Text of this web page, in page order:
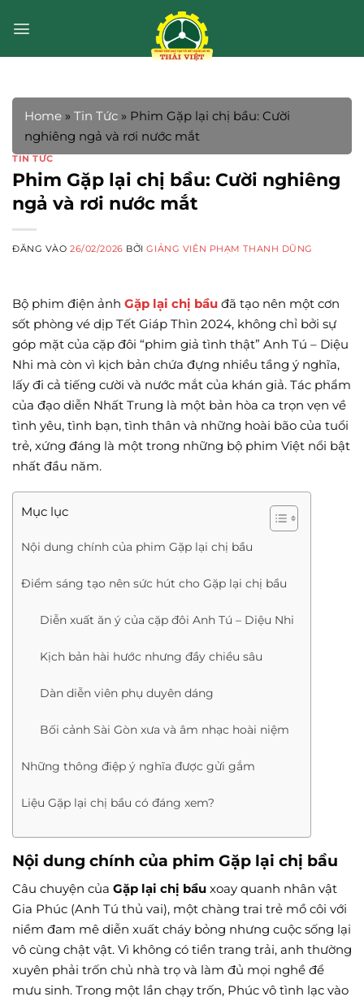
qua
Home » Tin Tức » Phim Gặp lại chị bầu: Cười
nghiêng ngả và rơi nước mắt
TIN TỨC
Phim Gặp lại chị bầu: Cười nghiêng
ngả và rơi nước mắt
ĐĂNG VÀO26/02/2026 BỞIGIẢNG VIÊN PHẠM THANH DŨNG
Bộ phim điện ảnh Gặp lại chị bầu đã tạo nên một cơn
sốt phòng vé dịp Tết Giáp Thìn 2024, không chỉ bởi sự
góp mặt của cặp đôi “phim giả tình thật” Anh Tú – Diệu
Nhi mà còn vì kịch bản chứa đựng nhiều tầng ý nghĩa,
lấy đi cả tiếng cười và nước mắt của khán giả. Tác phẩm
của đạo diễn Nhất Trung là một bản hòa ca trọn vẹn về
tình yêu, tình bạn, tình thân và những hoài bão của tuổi
trẻ, xứng đáng là một trong những bộ phim Việt nổi bật
nhất đầu năm.
Mục lục
Nội dung chính của phim Gặp lại chị bầu
Điểm sáng tạo nên sức hút cho Gặp lại chị bầu
Diễn xuất ăn ý của cặp đôi Anh Tú – Diệu Nhi
Kịch bản hài hước nhưng đầy chiều sâu
Dàn diễn viên phụ duyên dáng
Bối cảnh Sài Gòn xưa và âm nhạc hoài niệm
Những thông điệp ý nghĩa được gửi gắm
Liệu Gặp lại chị bầu có đáng xem?
Nội dung chính của phim Gặp lại chị bầu
Câu chuyện của Gặp lại chị bầu xoay quanh nhân vật
Gia Phúc (Anh Tú thủ vai), một chàng trai trẻ mồ côi với
niềm đam mê diễn xuất cháy bỏng nhưng cuộc sống lại
vô cùng chật vật. Vì không có tiền trang trải, anh thường
xuyên phải trốn chủ nhà trọ và làm đủ mọi nghề để
mưu sinh. Trong một lần chạy trốn, Phúc vô tình lạc vào